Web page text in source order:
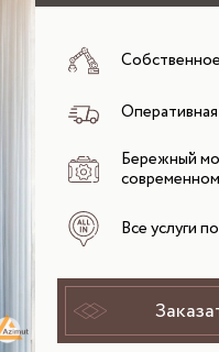
Бережный
Все услуги